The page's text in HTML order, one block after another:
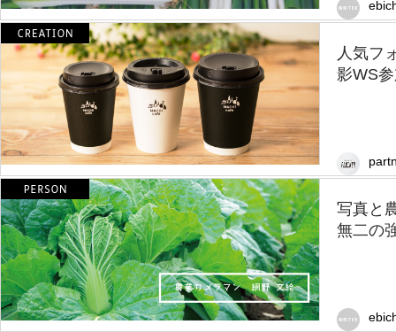
人気フ
影WS
写真と
無二の